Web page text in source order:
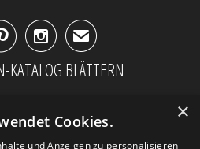
✉
BLÄTTERN
×
Cookies.
und Anzeigen zu personalisieren